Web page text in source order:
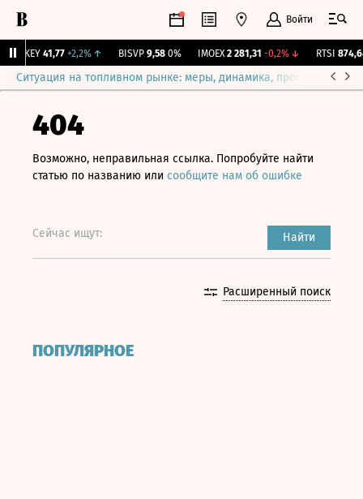
Войти
OKEY 41,77 +2,2%↑ BISVP 9,58 0% IMOEX 2 281,31 -0,2%↓ RTSI 874,64
Ситуация на топливном рынке: меры, динамика, прогнозы
404
Возможно, неправильная ссылка. Попробуйте найти
статью по названию или сообщите нам об ошибке
Сейчас ищут: Найти
Расширенный поиск
ПОПУЛЯРНОЕ